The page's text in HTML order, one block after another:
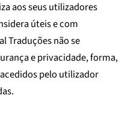
aos seus utilizadores
úteis e com
Traduções não se
e privacidade, forma,
pelo utilizador